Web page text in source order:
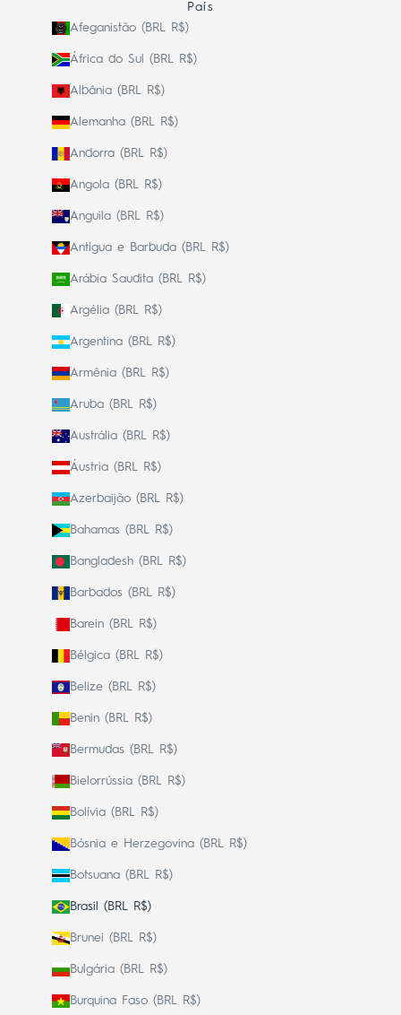
País
Afeganistão (BRL R$)
África do Sul (BRL R$)
Albânia (BRL R$)
Alemanha (BRL R$)
Andorra (BRL R$)
Angola (BRL R$)
Anguila (BRL R$)
Antígua e Barbuda (BRL R$)
Arábia Saudita (BRL R$)
Argélia (BRL R$)
Argentina (BRL R$)
Armênia (BRL R$)
Aruba (BRL R$)
Austrália (BRL R$)
Áustria (BRL R$)
Azerbaijão (BRL R$)
Bahamas (BRL R$)
Bangladesh (BRL R$)
Barbados (BRL R$)
Barein (BRL R$)
Bélgica (BRL R$)
Belize (BRL R$)
Benin (BRL R$)
Bermudas (BRL R$)
Bielorrússia (BRL R$)
Bolívia (BRL R$)
Bósnia e Herzegovina (BRL R$)
Botsuana (BRL R$)
Brasil (BRL R$)
Brunei (BRL R$)
Bulgária (BRL R$)
Burquina Faso (BRL R$)